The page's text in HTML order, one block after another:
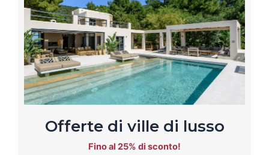
Offerte di ville di lusso
Fino al 25% di sconto!